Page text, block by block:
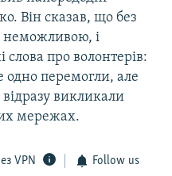
Він сказав, що без
неможливою, і
слова про волонтерів:
одно перемогли, але
відразу викликали
мережах.
VPN Follow us